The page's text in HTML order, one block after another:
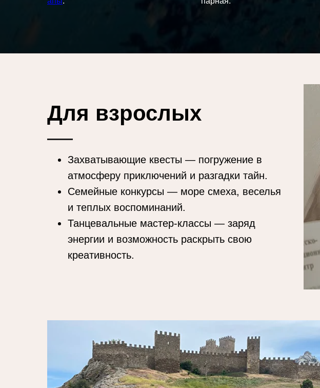
Для взрослых
Захватывающие квесты — погружение в
атмосферу приключений и разгадки тайн.
Семейные конкурсы — море смеха, веселья
и теплых воспоминаний.
Танцевальные мастер-классы — заряд
энергии и возможность раскрыть свою
креативность.